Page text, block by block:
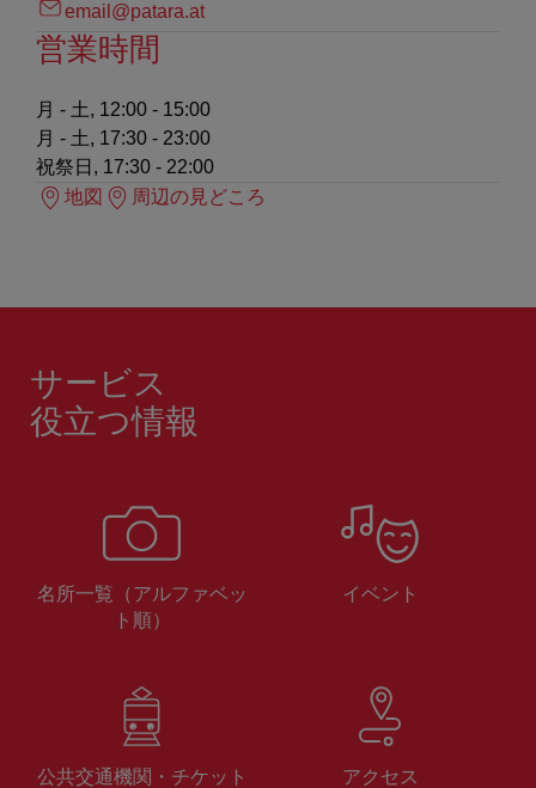
email@patara.at
営業時間
月 - 土, 12:00 - 15:00
月 - 土, 17:30 - 23:00
祝祭日, 17:30 - 22:00
地図
周辺の見どころ
サービス
役立つ情報
名所一覧（アルファベッ
ト順）
イベント
公共交通機関・チケット アクセス